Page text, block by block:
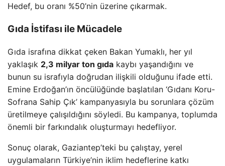
Hedef, bu oranı %50’nin üzerine çıkarmak.
Gıda İstifası ile Mücadele
Gıda israfına dikkat çeken Bakan Yumaklı, her yıl
yaklaşık 2,3 milyar ton gıda kaybı yaşandığını ve
bunun su israfıyla doğrudan ilişkili olduğunu ifade etti.
Emine Erdoğan’ın öncülüğünde başlatılan ‘Gıdanı Koru-
Sofrana Sahip Çık’ kampanyasıyla bu sorunlara çözüm
üretilmeye çalışıldığını söyledi. Bu kampanya, toplumda
önemli bir farkındalık oluşturmayı hedefliyor.
Sonuç olarak, Gaziantep’teki bu çalıştay, yerel
uygulamaların Türkiye’nin iklim hedeflerine katkı